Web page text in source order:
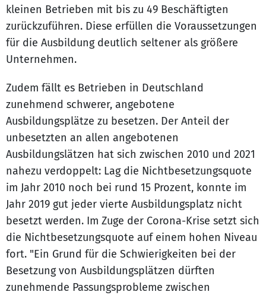
kleinen Betrieben mit bis zu 49 Beschäftigten
zurückzuführen. Diese erfüllen die Voraussetzungen
für die Ausbildung deutlich seltener als größere
Unternehmen.
Zudem fällt es Betrieben in Deutschland
zunehmend schwerer, angebotene
Ausbildungsplätze zu besetzen. Der Anteil der
unbesetzten an allen angebotenen
Ausbildungslätzen hat sich zwischen 2010 und 2021
nahezu verdoppelt: Lag die Nichtbesetzungsquote
im Jahr 2010 noch bei rund 15 Prozent, konnte im
Jahr 2019 gut jeder vierte Ausbildungsplatz nicht
besetzt werden. Im Zuge der Corona-Krise setzt sich
die Nichtbesetzungsquote auf einem hohen Niveau
fort. "Ein Grund für die Schwierigkeiten bei der
Besetzung von Ausbildungsplätzen dürften
zunehmende Passungsprobleme zwischen